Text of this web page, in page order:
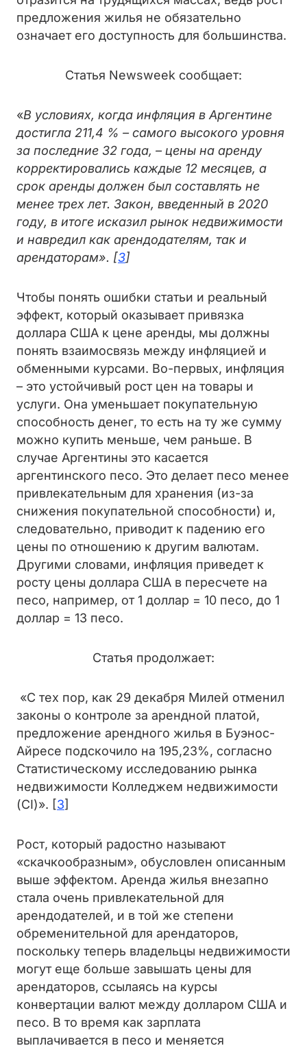
предложения жилья не обязательно
означает его доступность для большинства.
Статья Newsweek сообщает:
«В условиях, когда инфляция в Аргентине
достигла 211,4 % – самого высокого уровня
за последние 32 года, – цены на аренду
корректировались каждые 12 месяцев, а
срок аренды должен был составлять не
менее трех лет. Закон, введенный в 2020
году, в итоге исказил рынок недвижимости
и навредил как арендодателям, так и
арендаторам». [3]
Чтобы понять ошибки статьи и реальный
эффект, который оказывает привязка
доллара США к цене аренды, мы должны
понять взаимосвязь между инфляцией и
обменными курсами. Во-первых, инфляция
– это устойчивый рост цен на товары и
услуги. Она уменьшает покупательную
способность денег, то есть на ту же сумму
можно купить меньше, чем раньше. В
случае Аргентины это касается
аргентинского песо. Это делает песо менее
привлекательным для хранения (из-за
снижения покупательной способности) и,
следовательно, приводит к падению его
цены по отношению к другим валютам.
Другими словами, инфляция приведет к
росту цены доллара США в пересчете на
песо, например, от 1 доллар = 10 песо, до 1
доллар = 13 песо.
Статья продолжает:
«С тех пор, как 29 декабря Милей отменил
законы о контроле за арендной платой,
предложение арендного жилья в Буэнос-
Айресе подскочило на 195,23%, согласно
Статистическому исследованию рынка
недвижимости Колледжем недвижимости
(CI)». [3]
Рост, который радостно называют
«скачкообразным», обусловлен описанным
выше эффектом. Аренда жилья внезапно
стала очень привлекательной для
арендодателей, и в той же степени
обременительной для арендаторов,
поскольку теперь владельцы недвижимости
могут еще больше завышать цены для
арендаторов, ссылаясь на курсы
конвертации валют между долларом США и
песо. В то время как зарплата
выплачивается в песо и меняется